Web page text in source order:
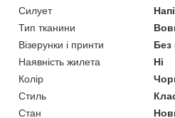
Силует
Тип тканини
Візерунки і принти
Без
Наявність жилета
Ні
Колір
Стиль
Стан